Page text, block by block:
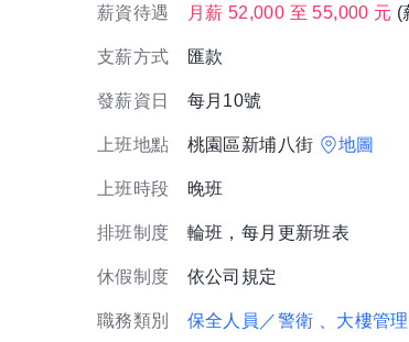
薪資待遇 月薪 52,000 至 55,000 元 (
支薪方式 匯款
發薪資日 每月10號
上班地點 桃園區新埔八街 地圖
上班時段 晚班
排班制度 輪班，每月更新班表
休假制度 依公司規定
職務類別 保全人員／警衛 、大樓管